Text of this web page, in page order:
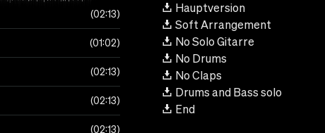
02:13
01:02
02:13
02:13
02:13
Hauptversion
Soft Arrangement
No Solo Gitarre
No Drums
No Claps
Drums and Bass solo
End